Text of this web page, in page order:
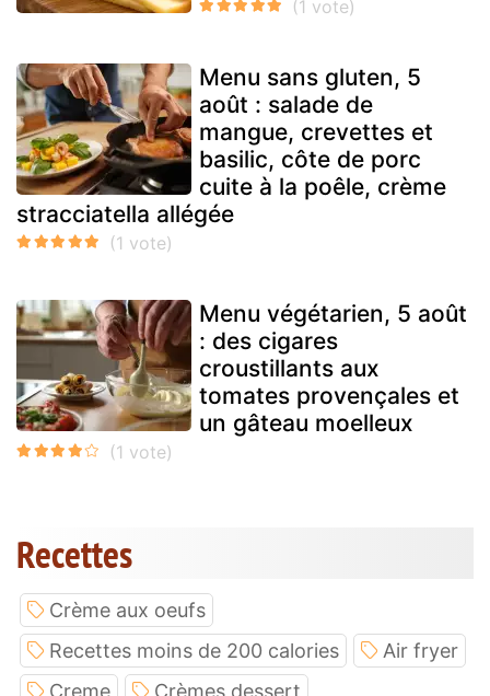
Menu sans gluten, 5
août : salade de
mangue, crevettes et
basilic, côte de porc
cuite à la poêle, crème
stracciatella allégée
Menu végétarien, 5 août
: des cigares
croustillants aux
tomates provençales et
un gâteau moelleux
Recettes
Crème aux oeufs
Recettes moins de 200 calories
Air fryer
Creme
Crèmes dessert